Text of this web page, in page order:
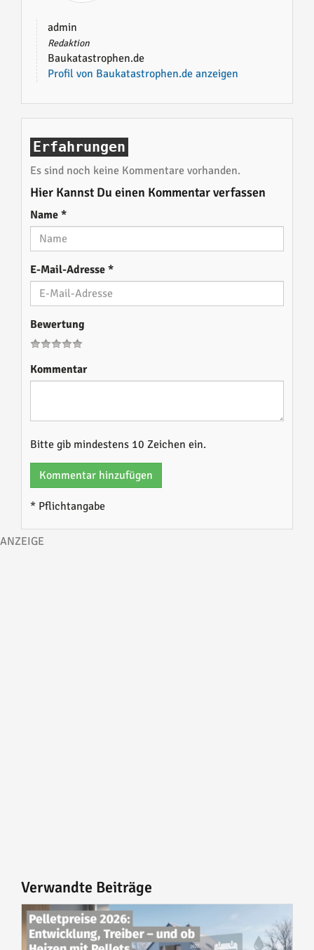
admin
Redaktion
Baukatastrophen.de
Profil von Baukatastrophen.de anzeigen
Erfahrungen
Es sind noch keine Kommentare vorhanden.
Hier Kannst Du einen Kommentar verfassen
Name *
E-Mail-Adresse *
Bewertung
Kommentar
Bitte gib mindestens 10 Zeichen ein.
Kommentar hinzufügen
* Pflichtangabe
Verwandte Beiträge